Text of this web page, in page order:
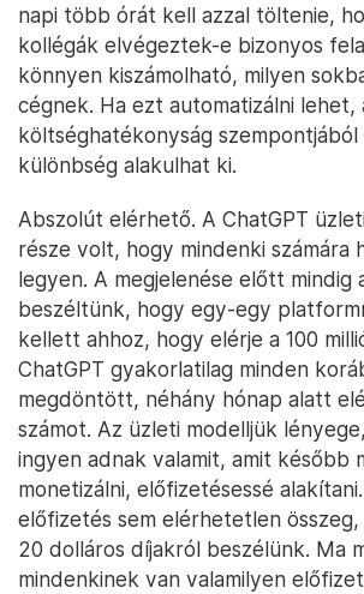
napi több órát kell azzal töltenie,
kollégák elvégeztek-e bizonyos
könnyen kiszámolható, milyen
cégnek. Ha ezt automatizálni lehet,
költséghatékonyság szempontjából
különbség alakulhat ki.
Abszolút elérhető. A ChatGPT
része volt, hogy mindenki számára
legyen. A megjelenése előtt mindig
beszéltünk, hogy egy-egy
kellett ahhoz, hogy elérje a 100
ChatGPT gyakorlatilag minden
megdöntött, néhány hónap alatt
számot. Az üzleti modelljük
ingyen adnak valamit, amit később
monetizálni, előfizetésessé
előfizetés sem elérhetetlen összeg,
20 dolláros díjakról beszélünk. Ma
mindenkinek van valamilyen